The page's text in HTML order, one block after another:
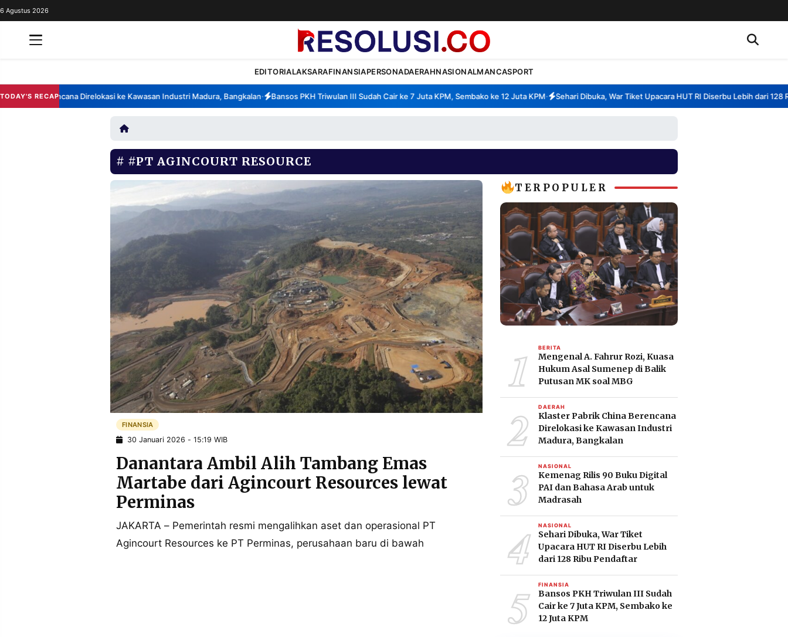
REDAKSI
PERSONA
NASIONAL
TULISAN
SERVICE
6 Agustus 2026
EDITORIALAKSARAFINANSIAPERSONADAERAHNASIONALMANCASPORT
TODAY'S RECAP
Berencana Direlokasi ke Kawasan Industri Madura, Bangkalan• Bansos PKH Triwulan III Sudah Cair ke 7 Juta KPM, Sembako ke 12 Juta KPM• Sehari Dibuka, War Tiket Upacara HUT RI Diserbu Lebih dari 128
#PT AGINCOURT RESOURCE
FINANSIA
30 Januari 2026 - 15:19 WIB
Danantara Ambil Alih Tambang Emas
Martabe dari Agincourt Resources lewat
Perminas
JAKARTA – Pemerintah resmi mengalihkan aset dan operasional PT
Agincourt Resources ke PT Perminas, perusahaan baru di bawah
TERPOPULER
1 BERITA
Mengenal A. Fahrur Rozi, Kuasa
Hukum Asal Sumenep di Balik
Putusan MK soal MBG
2 DAERAH
Klaster Pabrik China Berencana
Direlokasi ke Kawasan Industri
Madura, Bangkalan
3 NASIONAL
Kemenag Rilis 90 Buku Digital
PAI dan Bahasa Arab untuk
Madrasah
4 NASIONAL
Sehari Dibuka, War Tiket
Upacara HUT RI Diserbu Lebih
dari 128 Ribu Pendaftar
5 FINANSIA
Bansos PKH Triwulan III Sudah
Cair ke 7 Juta KPM, Sembako ke
12 Juta KPM